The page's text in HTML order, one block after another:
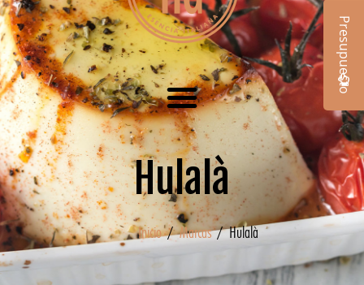
Hulalà
Inicio/Marcas/ Hulalà
Presupuesto